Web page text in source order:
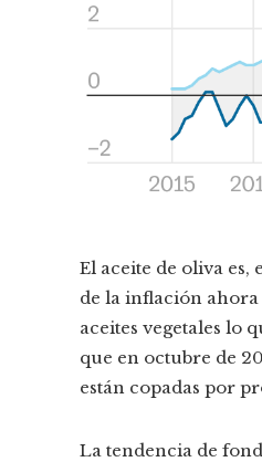
El aceite de oliva es,
de la inflación ahora
aceites vegetales lo
que en octubre de
están copadas por
La tendencia de